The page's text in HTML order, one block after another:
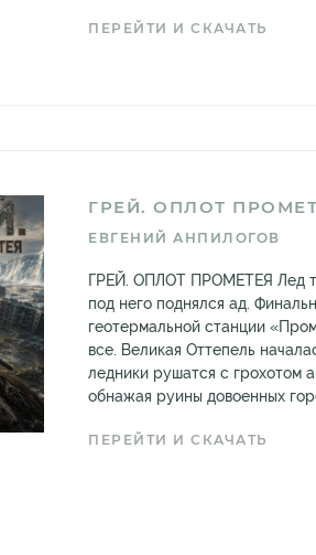
ПЕРЕЙТИ И СКАЧАТЬ
ГРЕЙ. ОПЛОТ
ЕВГЕНИЙ АНПИЛОГОВ
ГРЕЙ. ОПЛОТ ПРОМЕТЕЯ Лед
под него поднялся ад.
геотермальной станции
все. Великая Оттепель
ледники рушатся с грохотом
обнажая руины довоенных
ПЕРЕЙТИ И СКАЧАТЬ